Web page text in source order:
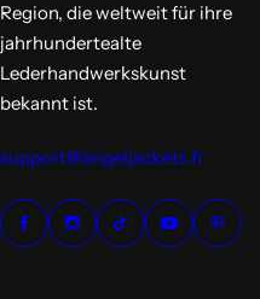
Region, die weltweit für ihre
jahrhundertealte
Lederhandwerkskunst
bekannt ist.
support@angeljackets.fr